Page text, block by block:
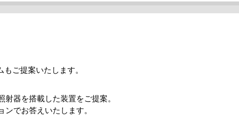
ご提案いたします。
器を搭載した装置をご提案。
でお答えいたします。